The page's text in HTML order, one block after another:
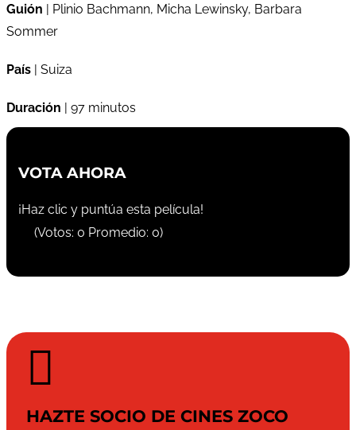
Guión | Plinio Bachmann, Micha Lewinsky, Barbara
Sommer
País | Suiza
Duración | 97 minutos
VOTA AHORA
¡Haz clic y puntúa esta película!
(Votos: 0 Promedio: 0)

HAZTE SOCIO DE CINES ZOCO